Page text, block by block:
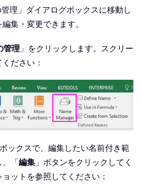
理」ダイアログボックスに移動し
集・変更できます。
管理 」をクリックします。スクリー
ださい：
ボックスで、編集したい名前付き範
、「編集 」ボタンをクリックしてく
ットを参照してください：